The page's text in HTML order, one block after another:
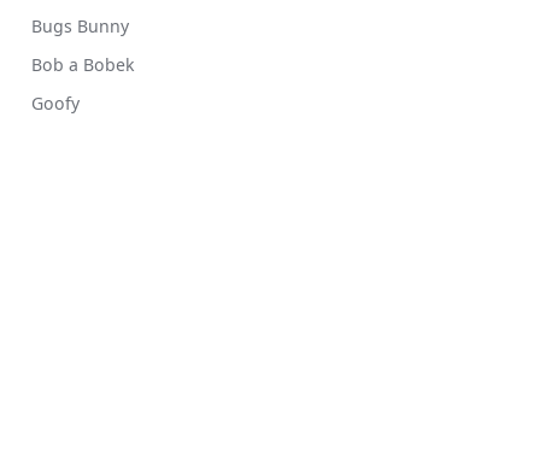
Bugs Bunny
Bob a Bobek
Goofy